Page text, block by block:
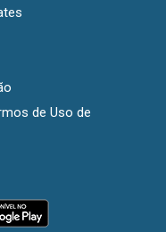
de Uso de